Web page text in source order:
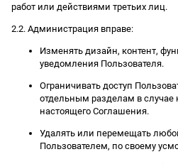
работ или действиями третьих лиц.
2.2. Администрация вправе:
Изменять дизайн, контент,
уведомления Пользователя.
Ограничивать доступ
отдельным разделам в случае
настоящего Соглашения.
Удалять или перемещать
Пользователем, по своему